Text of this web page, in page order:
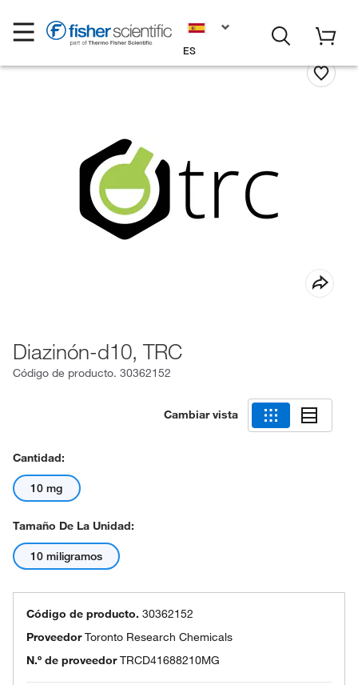
ES
Diazinón-d10, TRC
Código de producto. 30362152
Cambiar vista
Cantidad:
10 mg
Tamaño De La Unidad:
10 miligramos
Código de producto. 30362152
ProveedorToronto Research Chemicals
N.º de proveedor TRCD41688210MG